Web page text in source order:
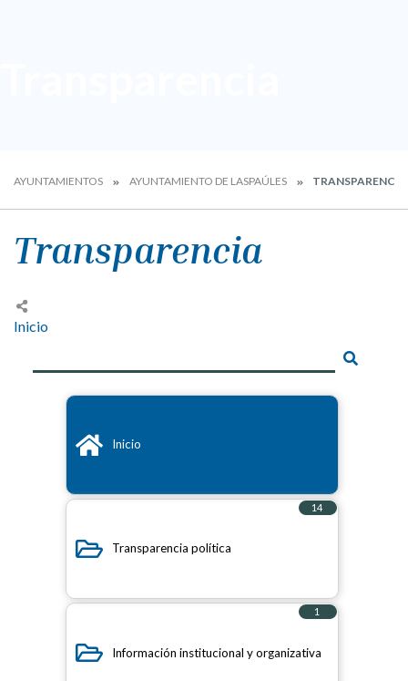
AYUNTAMIENTOS AYUNTAMIENTO DE LASPAÚLES TRANSPARENCIA
Transparencia
Inicio
Inicio
14
Transparencia política
1
Información institucional y organizativa